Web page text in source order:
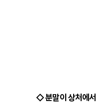
◇ 분말이 상처에서